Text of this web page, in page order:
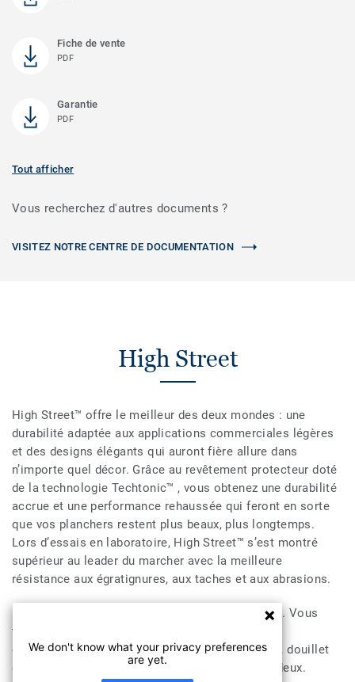
Fiche de vente
PDF
Garantie
PDF
Tout afficher
Vous recherchez d'autres documents ?
VISITEZ NOTRE CENTRE DE DOCUMENTATION
High Street
High Street™ offre le meilleur des deux mondes : une
durabilité adaptée aux applications commerciales légères
et des designs élégants qui auront fière allure dans
n’importe quel décor. Grâce au revêtement protecteur doté
de la technologie Techtonic™ , vous obtenez une durabilité
accrue et une performance rehaussée qui feront en sorte
que vos planchers restent plus beaux, plus longtemps.
Lors d’essais en laboratoire, High Street™ s’est montré
supérieur au leader du marcher avec la meilleure
résistance aux égratignures, aux taches et aux abrasions.
High Street™, pour l’élégance et la fonctionnalité. Vous
trouverez parmi ses 16 styles tendance celui qui
correspond à vos attentes – moderne et élégant, douillet
et accueillant et tout ce qui se trouve entre les deux.
We don't know what your privacy preferences
are yet.